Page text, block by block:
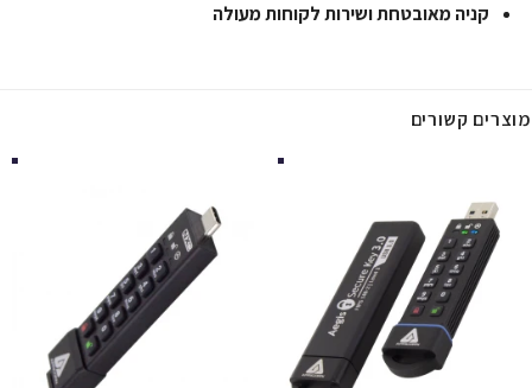
קניה מאובטחת ושירות לקוחות מעולה
מוצרים קשורים